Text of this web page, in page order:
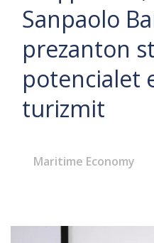
Sanpaolo
prezanton
potencialet
turizmit
Maritime Economy